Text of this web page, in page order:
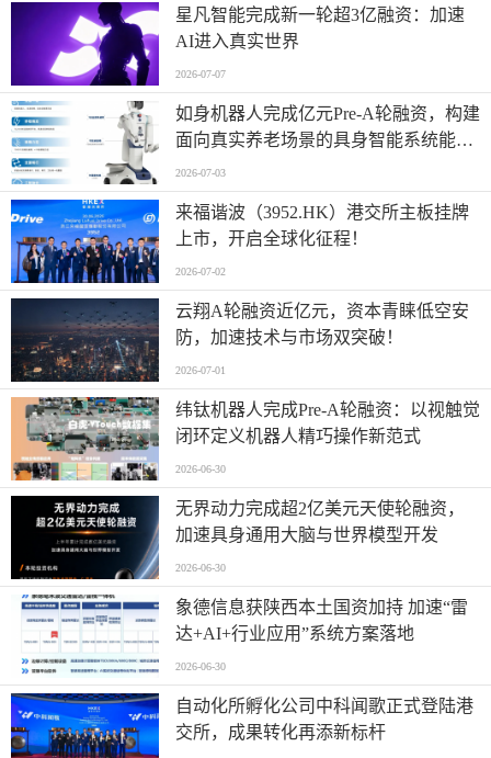
星凡智能完成新一轮超3亿融资：加速
AI进入真实世界
2026-07-07
如身机器人完成亿元Pre-A轮融资，构建
面向真实养老场景的具身智能系统能力
平台
2026-07-03
来福谐波（3952.HK）港交所主板挂牌
上市，开启全球化征程！
2026-07-02
云翔A轮融资近亿元，资本青睐低空安
防，加速技术与市场双突破！
2026-07-01
纬钛机器人完成Pre-A轮融资：以视触觉
闭环定义机器人精巧操作新范式
2026-06-30
无界动力完成超2亿美元天使轮融资，
加速具身通用大脑与世界模型开发
2026-06-30
象德信息获陕西本土国资加持 加速“雷
达+AI+行业应用”系统方案落地
2026-06-30
自动化所孵化公司中科闻歌正式登陆港
交所，成果转化再添新标杆